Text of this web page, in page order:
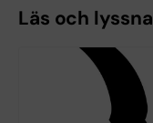
Läs och lyssna